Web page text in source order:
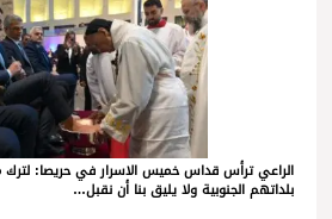
الراعي ترأس قداس خميس الاسرار في حريصا: لترك
بلداتهم الجنوبية ولا يليق بنا أن نقبل…